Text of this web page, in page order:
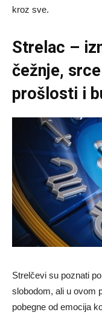
kroz sve.
Strelac –
čežnje,
prošlosti i
Strelčevi su poznati
slobodom, ali u ovom
pobegne od emocija